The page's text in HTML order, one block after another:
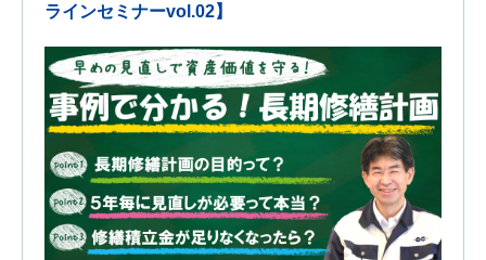
ラインセミナーvol.02】